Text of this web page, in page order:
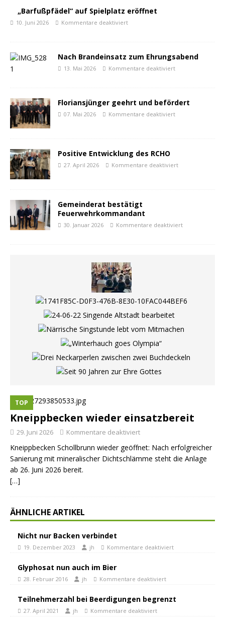
„Barfußpfädel“ auf Spielplatz eröffnet
10. Juni 2026 Kommentare deaktiviert
Nach Brandeinsatz zum Ehrungsabend
13. Mai 2026 Kommentare deaktiviert
Floriansjünger geehrt und befördert
07. Mai 2026 Kommentare deaktiviert
Positive Entwicklung des RCHO
27. April 2026 Kommentare deaktiviert
Gemeinderat bestätigt
Feuerwehrkommandant
30. Januar 2026 Kommentare deaktiviert
TOP
Kneippbecken wieder einsatzbereit
29. Juni 2026 Kommentare deaktiviert
Kneippbecken Schollbrunn wieder geöffnet: Nach erfolgreicher
Sanierung mit mineralischer Dichtschlämme steht die Anlage
ab 26. Juni 2026 bereit.
[…]
ÄHNLICHE ARTIKEL
Nicht nur Backen verbindet
19. Dezember 2023 jh Kommentare deaktiviert
Glyphosat nun auch im Bier
28. Februar 2016 jh Kommentare deaktiviert
Teilnehmerzahl bei Beerdigungen begrenzt
27. April 2021 jh Kommentare deaktiviert